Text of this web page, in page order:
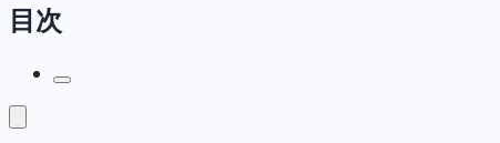
目次